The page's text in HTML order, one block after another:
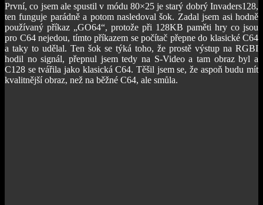
První, co jsem ale spustil v módu 80×25 je starý dobrý Invaders128,
ten funguje parádně a potom nasledoval šok. Zadal jsem asi hodně
používaný příkaz „GO64“, protože při 128KB paměti hry co jsou
pro C64 nejedou, tímto příkazem se počítač přepne do klasické C64
a taky to udělal. Ten šok se týká toho, že prostě výstup na RGBI
hodil no signál, přepnul jsem tedy na S-Video a tam obraz byl a
C128 se tvářila jako klasická C64. Těšil jsem se, že aspoň budu mít
kvalitnější obraz, než na běžné C64, ale smůla.